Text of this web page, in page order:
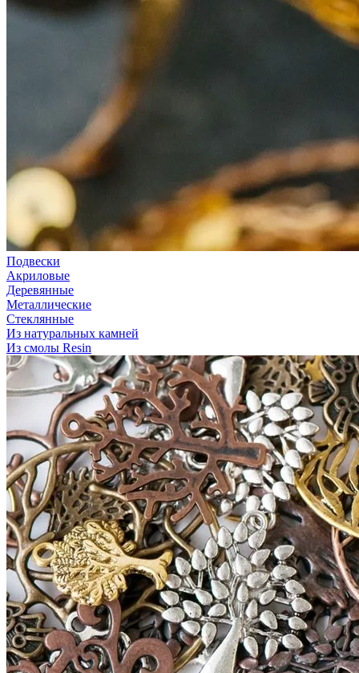
Подвески
Акриловые
Деревянные
Металлические
Стеклянные
Из натуральных камней
Из смолы Resin